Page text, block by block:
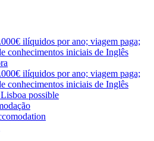
ilíquidos por ano; viagem paga;
conhecimentos iniciais de Inglês
ilíquidos por ano; viagem paga;
conhecimentos iniciais de Inglês
possible